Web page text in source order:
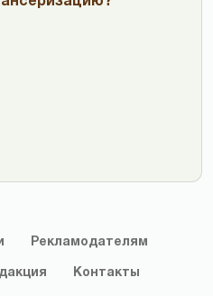
Рекламодателям
Контакты